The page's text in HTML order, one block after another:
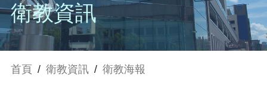
衛教資訊
首頁 / 衛教資訊 / 衛教海報